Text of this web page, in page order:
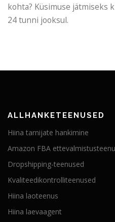
kohta? Küsimuse jätmiseks
24 tunni jooksul.
ALLHANKETEENUSED
Hiina tarnijate hankimine
Amazon FBA
Dropshipping-teenused
Kvaliteedikontrolliteenused
Hiina laoteenus
Hiina laevaagent